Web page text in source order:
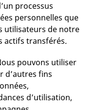
processus
personnelles que
utilisateurs de notre
actifs transférés.
pouvons utiliser
d’autres fins
d’utilisation,